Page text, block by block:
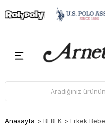
Anasayfa > BEBEK > Erkek